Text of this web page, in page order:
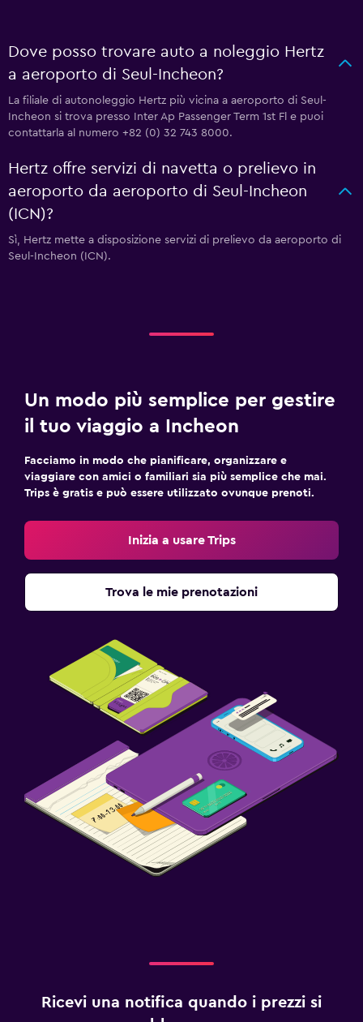
Dove posso trovare auto a noleggio Hertz
a aeroporto di Seul-Incheon?
La filiale di autonoleggio Hertz più vicina a aeroporto di Seul-
Incheon si trova presso Inter Ap Passenger Term 1st Fl e puoi
contattarla al numero +82 (0) 32 743 8000.
Hertz offre servizi di navetta o prelievo in
aeroporto da aeroporto di Seul-Incheon
(ICN)?
Sì, Hertz mette a disposizione servizi di prelievo da aeroporto di
Seul-Incheon (ICN).
Un modo più semplice per gestire
il tuo viaggio a Incheon
Facciamo in modo che pianificare, organizzare e
viaggiare con amici o familiari sia più semplice che mai.
Trips è gratis e può essere utilizzato ovunque prenoti.
Inizia a usare Trips
Trova le mie prenotazioni
Ricevi una notifica quando i prezzi si